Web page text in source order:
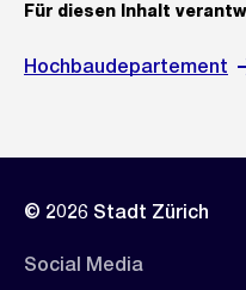
Für diesen Inhalt
Hochbaudepartement
© 2026 Stadt Zürich
Social Media